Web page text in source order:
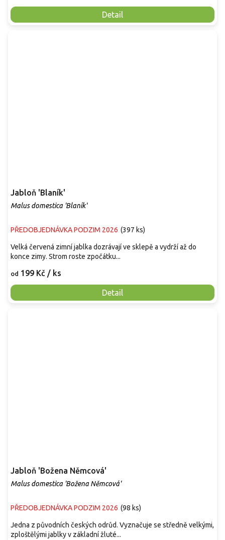
Detail
Jabloň 'Blaník'
Malus domestica 'Blaník'
PŘEDOBJEDNÁVKA PODZIM 2026 (397 ks)
od 199 Kč / ks
Detail
Velká červená zimní jablka dozrávají ve sklepě a vydrží až do
konce zimy. Strom roste zpočátku...
Jabloň 'Božena Němcová'
Malus domestica 'Božena Němcová'
PŘEDOBJEDNÁVKA PODZIM 2026 (98 ks)
Jedna z původních českých odrůd. Vyznačuje se středně velkými,
zploštělými jablky v základní žluté...